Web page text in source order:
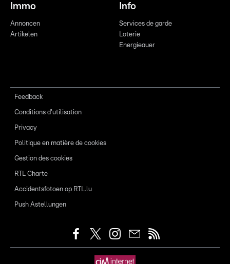
Immo
Annoncen
Artikelen
Info
Services de garde
Loterie
Energieauer
Feedback
Conditions d'utilisation
Privacy
Politique en matière de cookies
Gestion des cookies
RTL Charte
Accidentsfotoen op RTL.lu
Push Astellungen